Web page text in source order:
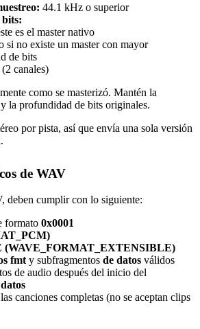
44.1 kHz o superior
es el master nativo
si no existe un master con mayor
de bits
(2 canales)
como se masterizó. Mantén la
la profundidad de bits originales.
por pista, así que envía una sola versión
de WAV
deben cumplir con lo siguiente:
formato 0x0001
(WAVE_FORMAT_EXTENSIBLE)
fmty subfragmentos de datos válidos
de audio después del inicio del
datos
canciones completas (no se aceptan clips